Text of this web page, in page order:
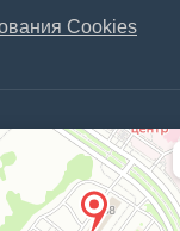
Cookies